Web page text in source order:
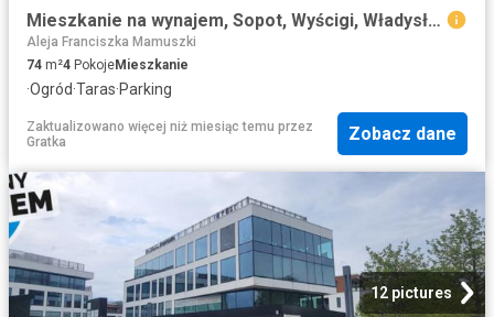
Mieszkanie na wynajem, Sopot, Wyścigi, Władysława Łokietka
Aleja Franciszka Mamuszki
74 m²4 PokojeMieszkanie
·Ogród·Taras·Parking
Zaktualizowano więcej niż miesiąc temu przez
Gratka
Zobacz dane
12 pictures